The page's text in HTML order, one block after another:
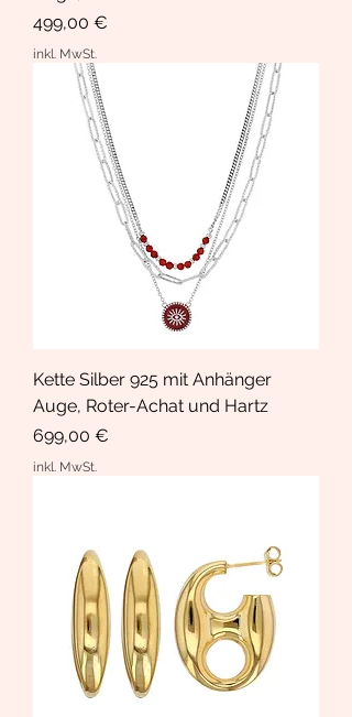
Preis
499,00 €
inkl. MwSt.
Kette Silber 925 mit Anhänger
Auge, Roter-Achat und Hartz
Preis
699,00 €
inkl. MwSt.